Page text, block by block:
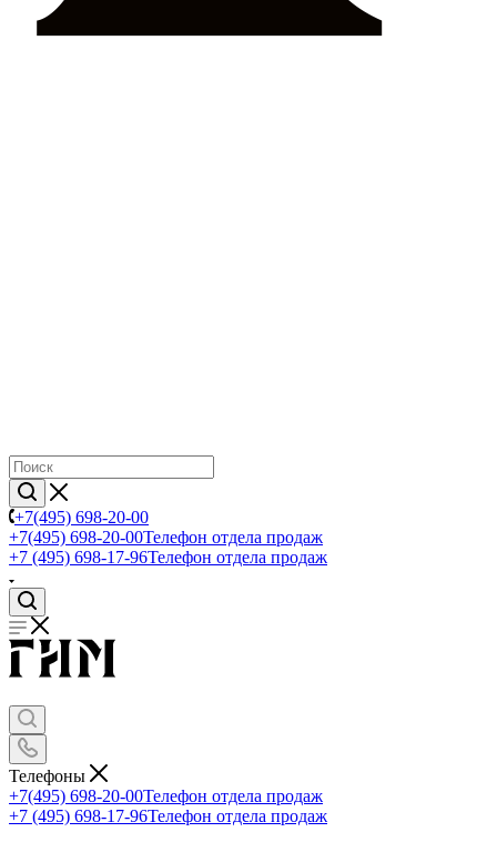
+7(495) 698-20-00
+7(495) 698-20-00Телефон отдела продаж
+7 (495) 698-17-96Телефон отдела продаж
Телефоны
+7(495) 698-20-00Телефон отдела продаж
+7 (495) 698-17-96Телефон отдела продаж